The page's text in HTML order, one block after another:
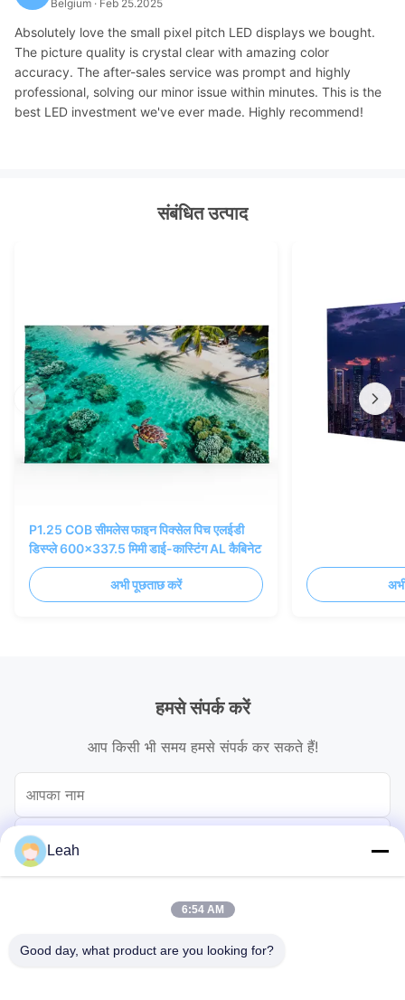
Belgium · Feb 25.2025
Absolutely love the small pixel pitch LED displays we bought.
The picture quality is crystal clear with amazing color
accuracy. The after-sales service was prompt and highly
professional, solving our minor issue within minutes. This is the
best LED investment we've ever made. Highly recommend!
संबंधित उत्पाद
P1.25 COB सीमलेस फाइन पिक्सेल पिच एलईडी
डिस्प्ले 600x337.5 मिमी डाई-कास्टिंग AL कैबिनेट
अभी पूछताछ करें
हमसे संपर्क करें
आप किसी भी समय हमसे संपर्क कर सकते हैं!
Leah
6:54 AM
Good day, what product are you looking for?